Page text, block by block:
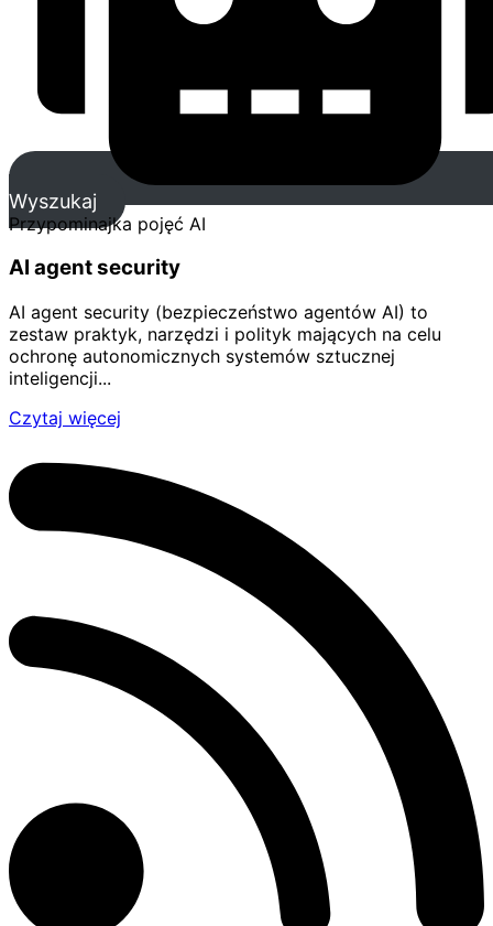
Wyszukaj
Przypominajka pojęć AI
AI agent security
AI agent security (bezpieczeństwo agentów AI) to
zestaw praktyk, narzędzi i polityk mających na celu
ochronę autonomicznych systemów sztucznej
inteligencji...
Czytaj więcej